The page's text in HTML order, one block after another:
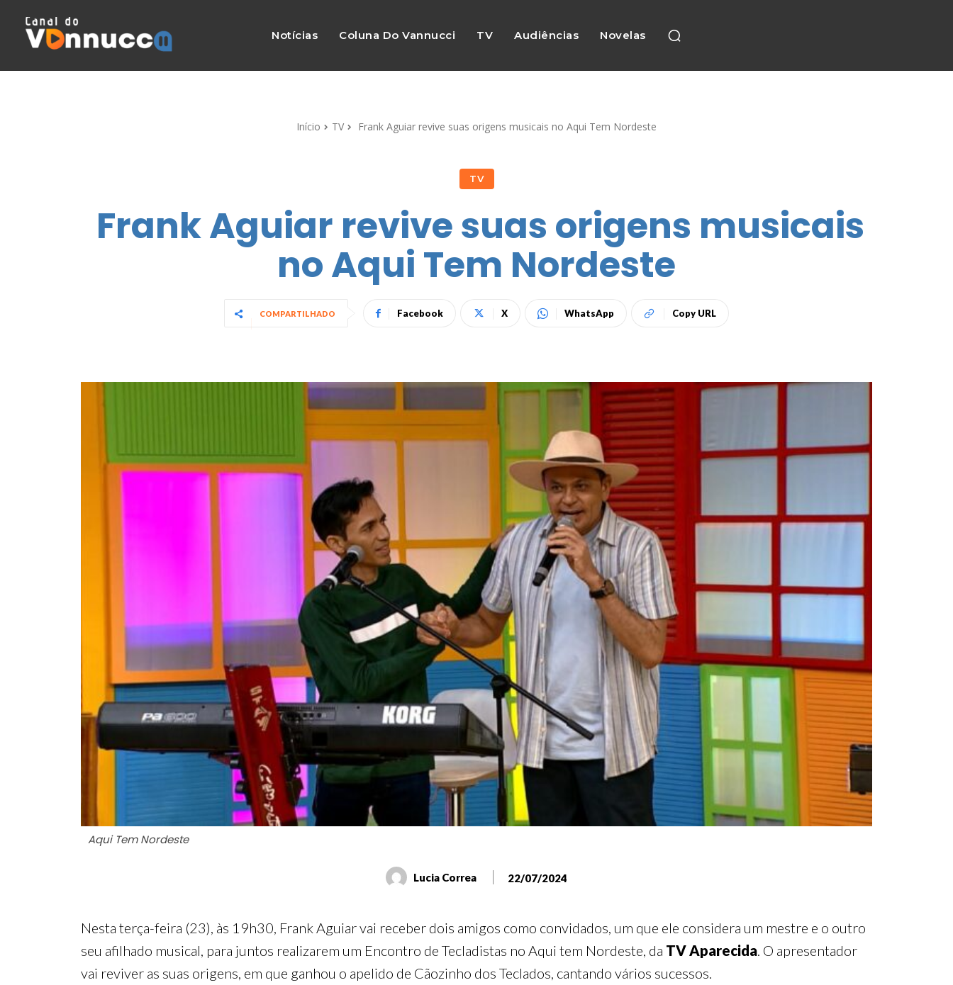
Notícias Coluna Do Vannucci TV Audiências Novelas
Início TV Frank Aguiar revive suas origens musicais no Aqui Tem Nordeste
TV
Frank Aguiar revive suas origens musicais
no Aqui Tem Nordeste
COMPARTILHADO Facebook X WhatsApp Copy URL
Aqui Tem Nordeste
Lucia Correa 22/07/2024
Nesta terça-feira (23), às 19h30, Frank Aguiar vai receber dois amigos como convidados, um que ele considera um mestre e o outro
seu afilhado musical, para juntos realizarem um Encontro de Tecladistas no Aqui tem Nordeste, da TV Aparecida. O apresentador
vai reviver as suas origens, em que ganhou o apelido de Cãozinho dos Teclados, cantando vários sucessos.